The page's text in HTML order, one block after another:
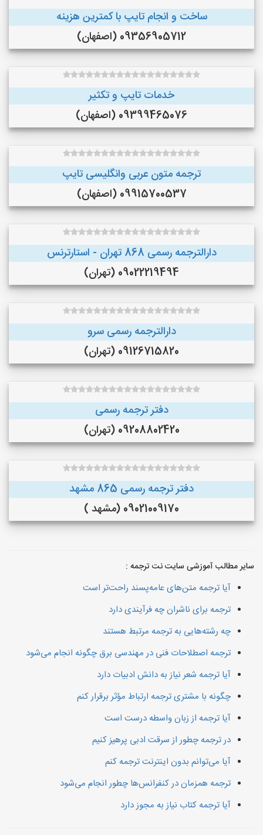
ساخت و انجام تایپ با کمترین هزینه
09356905712 (اصفهان)
خدمات تایپ و تکثیر
09399465076 (اصفهان)
ترجمه متون عربی وانگلیسی تایپ
09915700537 (اصفهان)
دارالترجمه رسمی 868 تهران - استارترنس
09022219494 (تهران)
دارالترجمه رسمی سرو
09126715820 (تهران)
دفتر ترجمه رسمی
09208802420 (تهران)
دفتر ترجمه رسمی 865 مشهد
09021009170 (مشهد )
سایر مطالب آموزشی سایت نت ترجمه :
آیا ترجمه متن‌های عامه‌پسند راحت‌تر است
ترجمه برای ناشران چه فرآیندی دارد
چه رشته‌هایی به ترجمه مرتبط هستند
ترجمه اصطلاحات فنی در مهندسی برق چگونه انجام می‌شود
آیا ترجمه شعر نیاز به دانش ادبیات دارد
چگونه با مشتری ترجمه ارتباط مؤثر برقرار کنم
آیا ترجمه از زبان واسطه درست است
در ترجمه چطور از سرقت ادبی پرهیز کنیم
آیا می‌توانم بدون اینترنت ترجمه کنم
ترجمه همزمان در کنفرانس‌ها چطور انجام می‌شود
آیا ترجمه کتاب نیاز به مجوز دارد